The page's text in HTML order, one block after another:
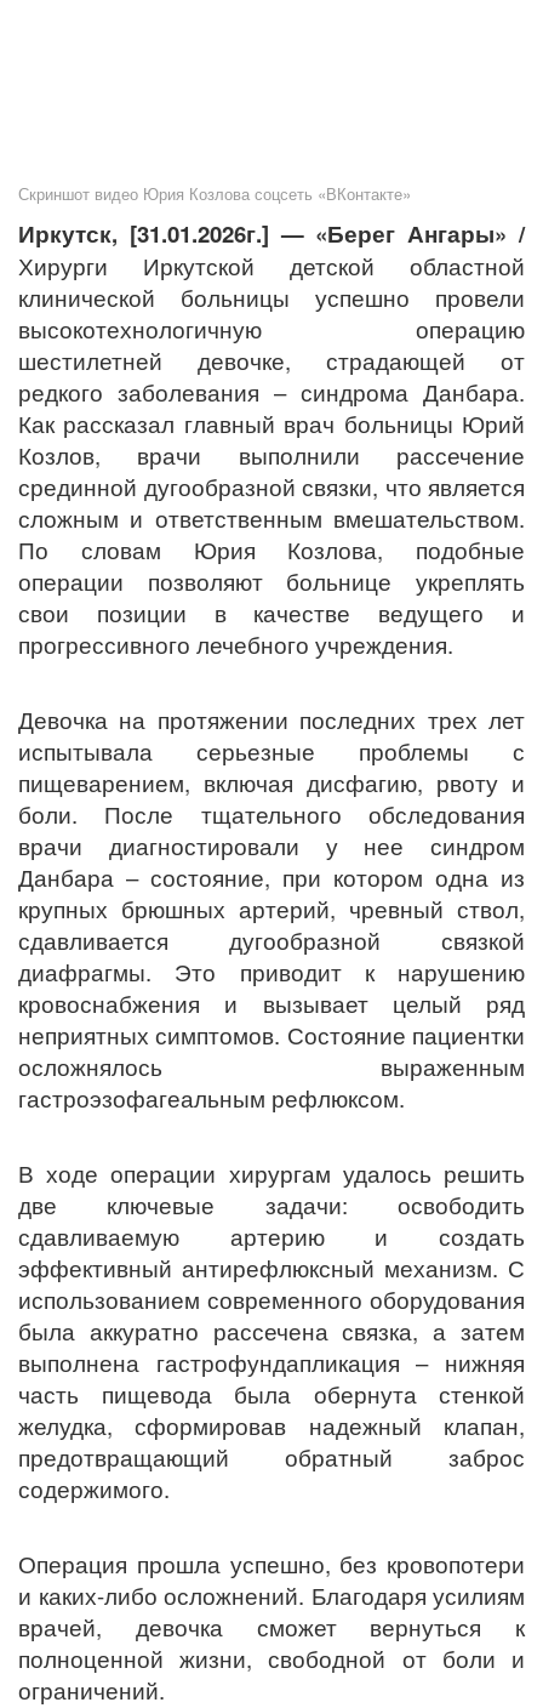
Скриншот видео Юрия Козлова соцсеть «ВКонтакте»
Иркутск, [31.01.2026г.] — «Берег Ангары» /
Хирурги Иркутской детской областной
клинической больницы успешно провели
высокотехнологичную операцию
шестилетней девочке, страдающей от
редкого заболевания – синдрома Данбара.
Как рассказал главный врач больницы Юрий
Козлов, врачи выполнили рассечение
срединной дугообразной связки, что является
сложным и ответственным вмешательством.
По словам Юрия Козлова, подобные
операции позволяют больнице укреплять
свои позиции в качестве ведущего и
прогрессивного лечебного учреждения.
Девочка на протяжении последних трех лет
испытывала серьезные проблемы с
пищеварением, включая дисфагию, рвоту и
боли. После тщательного обследования
врачи диагностировали у нее синдром
Данбара – состояние, при котором одна из
крупных брюшных артерий, чревный ствол,
сдавливается дугообразной связкой
диафрагмы. Это приводит к нарушению
кровоснабжения и вызывает целый ряд
неприятных симптомов. Состояние пациентки
осложнялось выраженным
гастроэзофагеальным рефлюксом.
В ходе операции хирургам удалось решить
две ключевые задачи: освободить
сдавливаемую артерию и создать
эффективный антирефлюксный механизм. С
использованием современного оборудования
была аккуратно рассечена связка, а затем
выполнена гастрофундапликация – нижняя
часть пищевода была обернута стенкой
желудка, сформировав надежный клапан,
предотвращающий обратный заброс
содержимого.
Операция прошла успешно, без кровопотери
и каких-либо осложнений. Благодаря усилиям
врачей, девочка сможет вернуться к
полноценной жизни, свободной от боли и
ограничений.